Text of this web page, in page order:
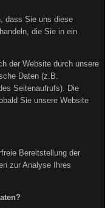
dass Sie uns diese
die Sie in ein
der Website durch unsere
Daten (z.B.
Seitenaufrufs). Die
Sie unsere Website
Bereitstellung der
zur Analyse Ihres